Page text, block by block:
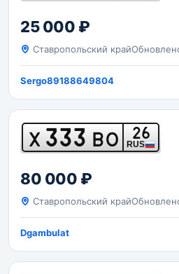
25 000 ₽
Ставропольский край
Sergo89188649804
Х 333 ВО 26
RUS
80 000 ₽
Ставропольский край
Dgambulat